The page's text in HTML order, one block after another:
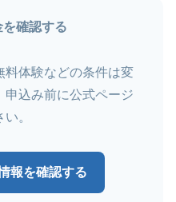
確認する
料体験などの条件は変
申込み前に公式ページ
。
報を確認する